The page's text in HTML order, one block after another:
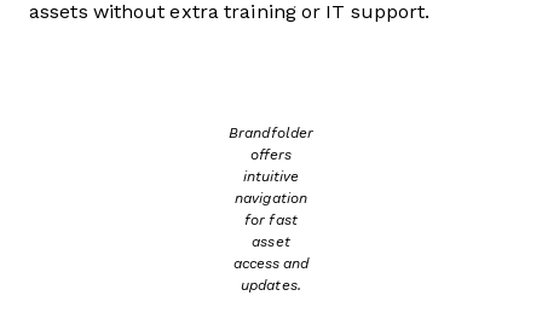
assets without extra training or IT support.
Brandfolder
offers
intuitive
navigation
for fast
asset
access and
updates.